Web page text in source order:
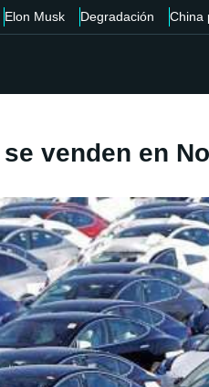
Elon Musk Degradación China
venden en